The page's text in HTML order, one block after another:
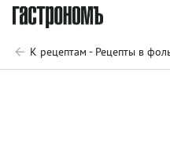
К рецептам - Рецепты в